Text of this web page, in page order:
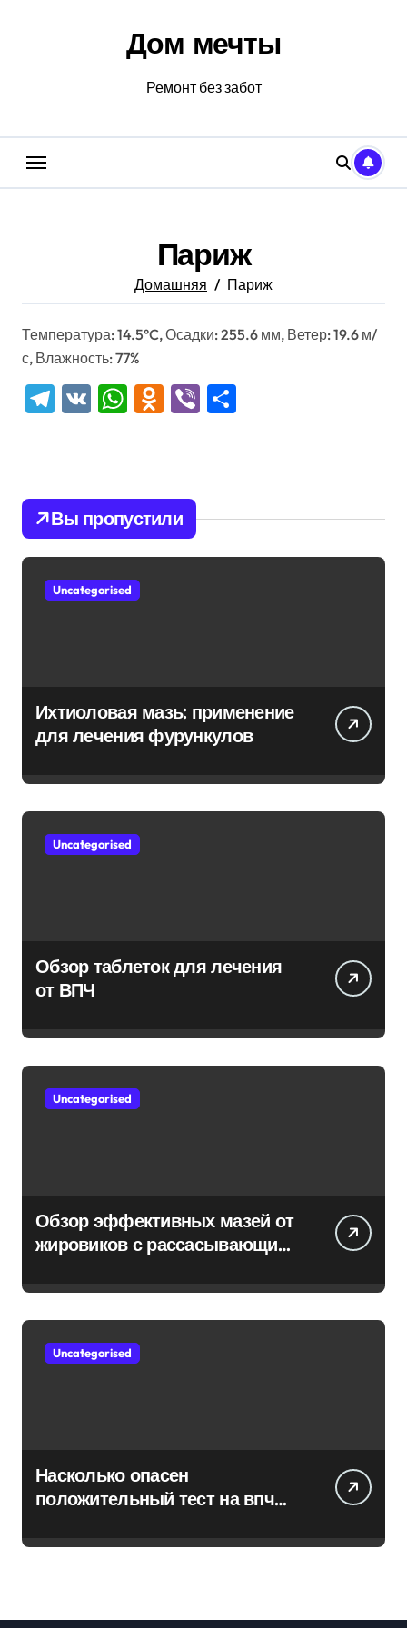
Дом мечты
Ремонт без забот
Париж
Домашняя Париж
Температура: 14.5°C, Осадки: 255.6 мм, Ветер: 19.6 м/
с, Влажность: 77%
Telegram
VK WhatsApp
Odnoklassniki
Viber
Вы пропустили
Uncategorised
Ихтиоловая мазь: применение
для лечения фурункулов
Uncategorised
Обзор таблеток для лечения
от ВПЧ
Uncategorised
Обзор эффективных мазей от
жировиков с рассасывающим
Uncategorised
Насколько опасен
положительный тест на впч